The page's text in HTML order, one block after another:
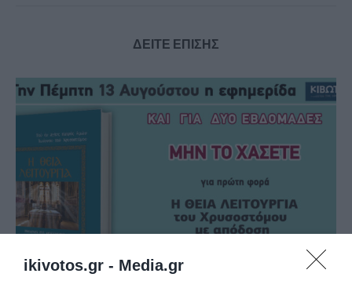
ikivotos.gr - Media.gr
ΔΕΙΤΕ ΕΠΙΣΗΣ
φύλλο...